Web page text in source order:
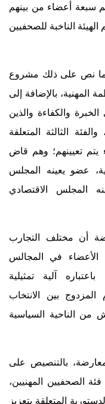
سبعة أعضاء من بينهم
الناخبة للصحفيين
كما نص على ذلك مشروع
المهنية، بالإضافة إلى
والكفاءة والذين
الثالثة المتعلقة
يتم تعيينهم؛ وهم قاض
عضو يعينه المجلس
المجلس الاقتصادي
أن مختلف التجارب
الأعضاء في المجالس
آلية تمثيلية
بين الانتخاب
من الناحية السياسية
بالتنصيص على
الصحفيين المهنيين،
المتعلقة بتعزيز